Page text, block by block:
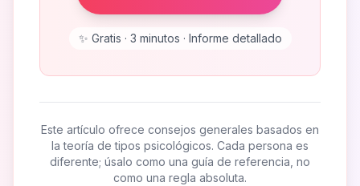
✨ Gratis · 3 minutos · Informe detallado
Este artículo ofrece consejos generales basados en
la teoría de tipos psicológicos. Cada persona es
diferente; úsalo como una guía de referencia, no
como una regla absoluta.